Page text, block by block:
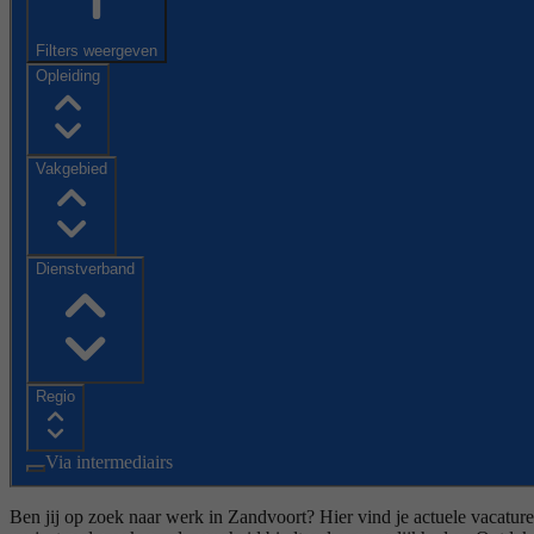
Ben jij op zoek naar werk in Zandvoort? Hier vind je actuele
Filters weergeven
Opleiding
Vakgebied
Dienstverband
Regio
Via intermediairs